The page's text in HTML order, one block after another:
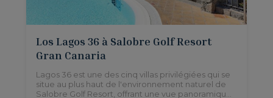
Los Lagos 36 à Salobre Golf Resort
Gran Canaria
Lagos 36 est une des cinq villas privilégiées qui se
situe au plus haut de l'environnement naturel de
Salobre Golf Resort, offrant une vue panoramique